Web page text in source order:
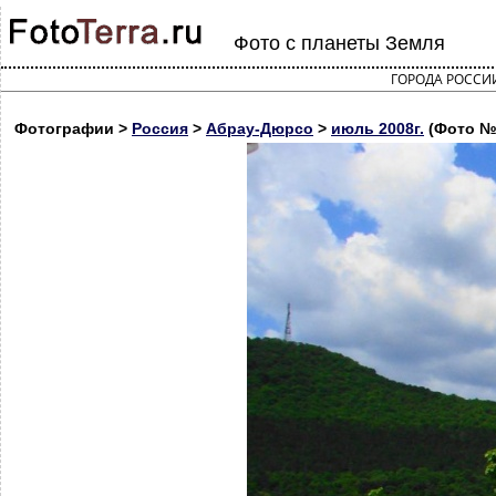
Фото с планеты Земля
ГОРОДА
Фотографии > Россия > Абрау-Дюрсо > июль 2008г. (Фото